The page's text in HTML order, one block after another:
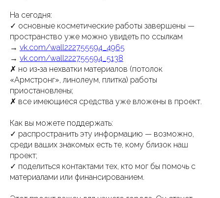
На сегодня:
✓ основные косметические работы завершены —
пространство уже можно увидеть по ссылкам
→ vk.com/wall222755594_4965
→ vk.com/wall222755594_5138
✗ но из‑за нехватки материалов (потолок
«Армстронг», линолеум, плитка) работы
приостановлены;
✗ все имеющиеся средства уже вложены в проект.
Как вы можете поддержать:
✓ распространить эту информацию — возможно,
среди ваших знакомых есть те, кому близок наш
проект;
✓ поделиться контактами тех, кто мог бы помочь с
материалами или финансированием.